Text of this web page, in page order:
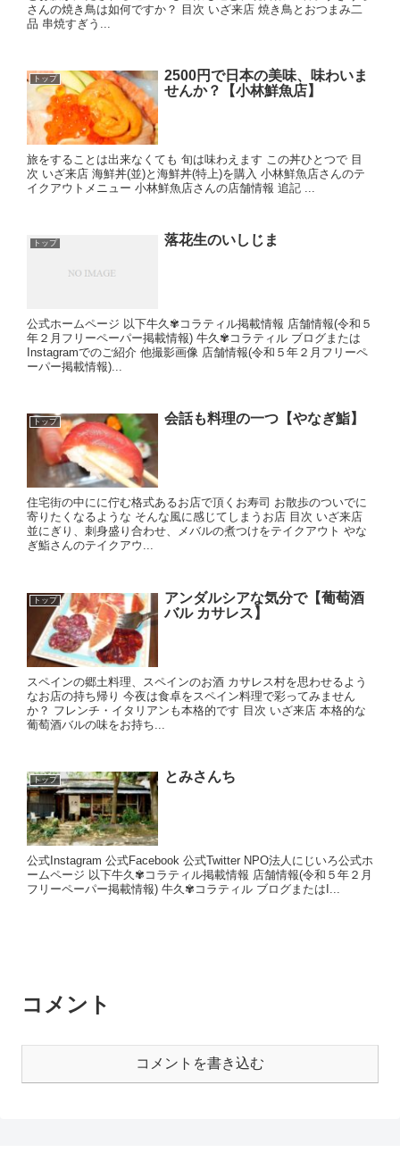
さんの焼き鳥は如何ですか？ 目次 いざ来店 焼き鳥とおつまみ二
品 串焼すぎう...
トップ
2500円で日本の美味、味わいま
せんか？【小林鮮魚店】
旅をすることは出来なくても 旬は味わえます この丼ひとつで 目
次 いざ来店 海鮮丼(並)と海鮮丼(特上)を購入 小林鮮魚店さんのテ
イクアウトメニュー 小林鮮魚店さんの店舗情報 追記 ...
トップ 落花生のいしじま
公式ホームページ 以下牛久✾コラティル掲載情報 店舗情報(令和５
年２月フリーペーパー掲載情報) 牛久✾コラティル ブログまたは
Instagramでのご紹介 他撮影画像 店舗情報(令和５年２月フリーペ
ーパー掲載情報)...
トップ 会話も料理の一つ【やなぎ鮨】
住宅街の中にに佇む格式あるお店で頂くお寿司 お散歩のついでに
寄りたくなるような そんな風に感じてしまうお店 目次 いざ来店
並にぎり、刺身盛り合わせ、メバルの煮つけをテイクアウト やな
ぎ鮨さんのテイクアウ...
トップ
アンダルシアな気分で【葡萄酒
バル カサレス】
スペインの郷土料理、スペインのお酒 カサレス村を思わせるよう
なお店の持ち帰り 今夜は食卓をスペイン料理で彩ってみません
か？ フレンチ・イタリアンも本格的です 目次 いざ来店 本格的な
葡萄酒バルの味をお持ち...
トップ とみさんち
公式Instagram 公式Facebook 公式Twitter NPO法人にじいろ公式ホ
ームページ 以下牛久✾コラティル掲載情報 店舗情報(令和５年２月
フリーペーパー掲載情報) 牛久✾コラティル ブログまたはI...
コメント
コメントを書き込む